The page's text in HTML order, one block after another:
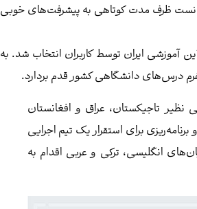
ظرف مدت کوتاهی به پیشرفت‌های خوبی
آنلاین آموزشی ایران توسط کاربران انتخاب شد. به
درس‌های دانشگاهی کشور قدم بردارد.
نظیر تاجیکستان، عراق و افغانستان
برای استقرار یک تیم اجرایی
انگلیسی، ترکی و عربی اقدام به